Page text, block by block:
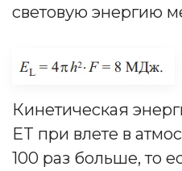
световую энергию
Кинетическая
ET при влете в
100 раз больше, то